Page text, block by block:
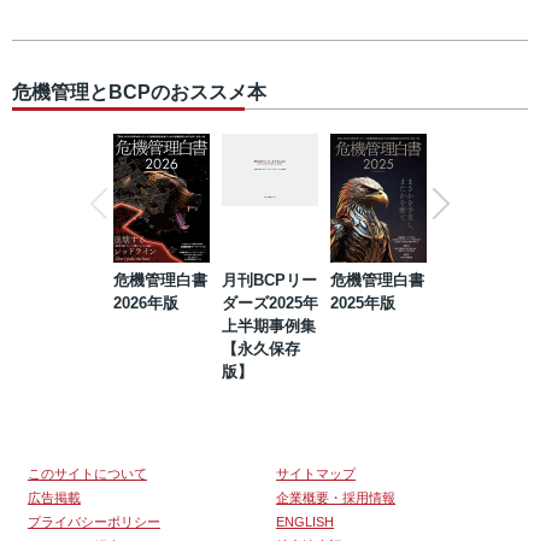
危機管理とBCPのおススメ本
危機管理白書
2026年版
月刊BCPリー
ダーズ2025年
上半期事例集
【永久保存
版】
危機管理白書
2025年版
このサイトについて
サイトマップ
広告掲載
企業概要・採用情報
プライバシーポリシー
ENGLISH